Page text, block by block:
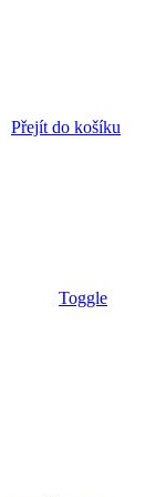
Přejít do košíku
Toggle